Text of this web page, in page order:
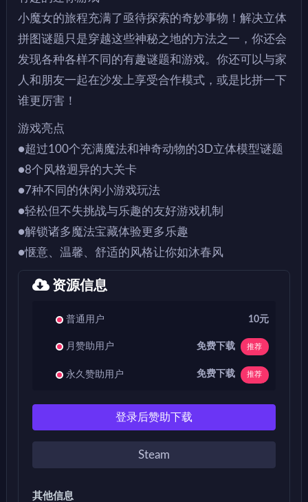
小魔女的旅程充满了亟待探索的奇妙事物！解决立体
拼图谜题只是穿越这些神秘之地的方法之一，你还会
发现各种各样不同的有趣谜题和游戏。你还可以与家
人和朋友一起在沙发上享受合作模式，或是比拼一下
谁更厉害！
游戏亮点
●超过100个充满魔法和神奇动物的3D立体模型谜题
●8个风格迥异的大关卡
●7种不同的休闲小游戏玩法
●轻松但不失挑战与乐趣的友好游戏机制
●解锁诸多魔法宝藏体验更多乐趣
●惬意、温馨、舒适的风格让你如沐春风
资源信息
普通用户 10元
月赞助用户 免费下载 推荐
永久赞助用户 免费下载 推荐
登录后赞助下载
Steam
其他信息